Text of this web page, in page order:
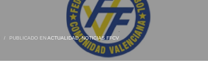
/ PUBLICADO ENACTUALIDAD,NOTICIAS FFCV